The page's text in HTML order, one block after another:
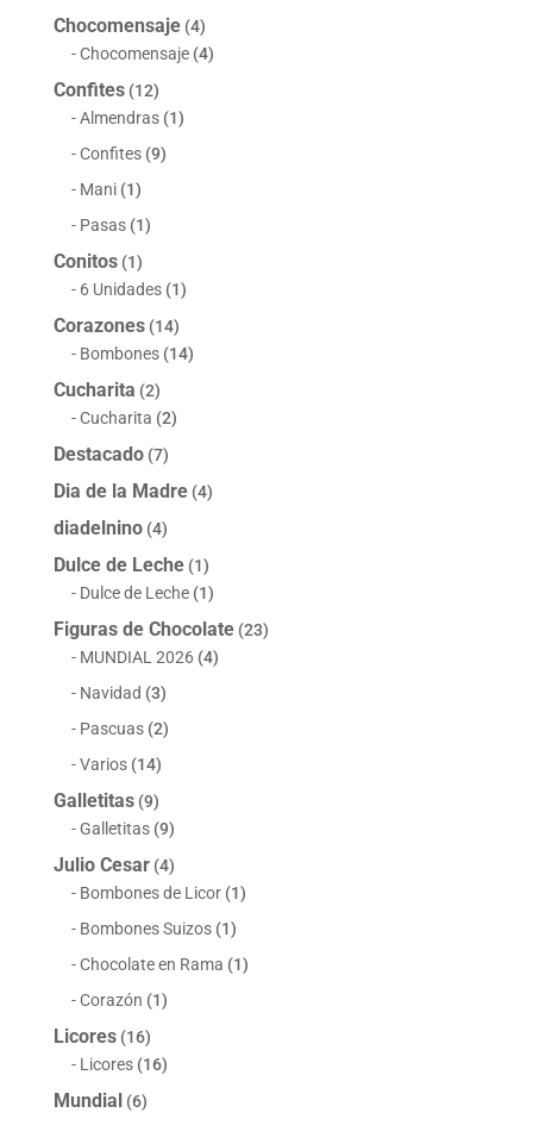
Chocomensaje (4)
Chocomensaje (4)
Confites (12)
Almendras (1)
Confites (9)
Mani (1)
Pasas (1)
Conitos (1)
6 Unidades (1)
Corazones (14)
Bombones (14)
Cucharita (2)
Cucharita (2)
Destacado (7)
Dia de la Madre (4)
diadelnino (4)
Dulce de Leche (1)
Dulce de Leche (1)
Figuras de Chocolate (23)
MUNDIAL 2026 (4)
Navidad (3)
Pascuas (2)
Varios (14)
Galletitas (9)
Galletitas (9)
Julio Cesar (4)
Bombones de Licor (1)
Bombones Suizos (1)
Chocolate en Rama (1)
Corazón (1)
Licores (16)
Licores (16)
Mundial (6)